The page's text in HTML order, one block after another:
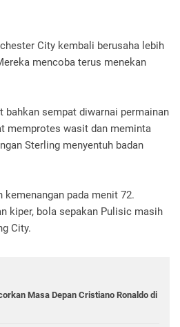
City kembali berusaha lebih
mencoba terus menekan
bahkan sempat diwarnai permainan
memprotes wasit dan meminta
Sterling menyentuh badan
kemenangan pada menit 72.
kiper, bola sepakan Pulisic masih
City.
Masa Depan Cristiano Ronaldo di